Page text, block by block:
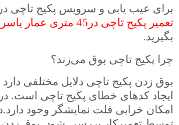
برای عیب یابی و سرویس پکیج تاچی
تعمیر پکیج تاچی در45 متری عمار یاسر قم
بگیرید.
چرا پکیج تاچی بوق می‌زند؟
بوق زدن پکیج تاچی دلایل مختلفی دارد
ایجاد کدهای خطای پکیج تاچی است.
امکان خرابی فلت نمایشگر وجود دارد.